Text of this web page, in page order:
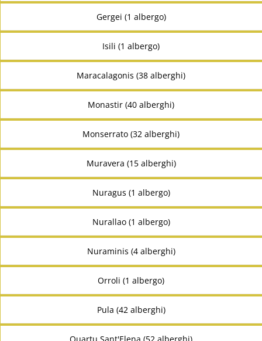
Gergei (1 albergo)
Isili (1 albergo)
Maracalagonis (38 alberghi)
Monastir (40 alberghi)
Monserrato (32 alberghi)
Muravera (15 alberghi)
Nuragus (1 albergo)
Nurallao (1 albergo)
Nuraminis (4 alberghi)
Orroli (1 albergo)
Pula (42 alberghi)